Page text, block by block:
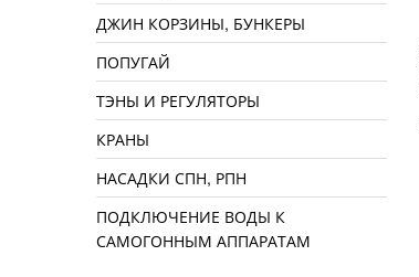
ДЖИН КОРЗИНЫ, БУНКЕРЫ
ПОПУГАЙ
ТЭНЫ И РЕГУЛЯТОРЫ
КРАНЫ
НАСАДКИ СПН, РПН
ПОДКЛЮЧЕНИЕ ВОДЫ К
САМОГОННЫМ АППАРАТАМ